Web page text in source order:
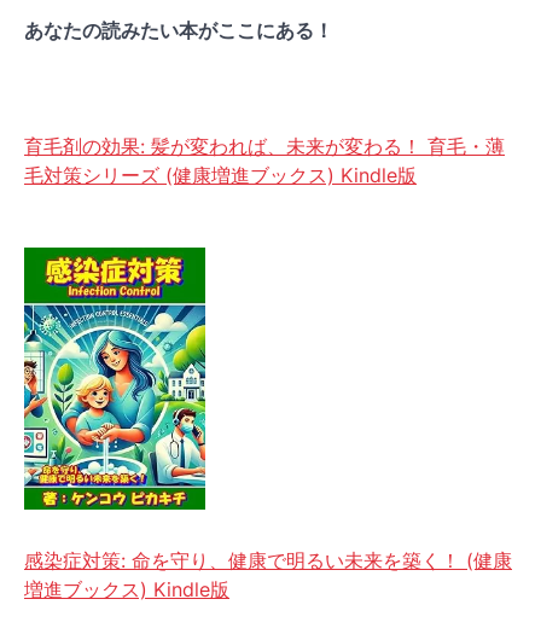
あなたの読みたい本がここにある！
育毛剤の効果: 髪が変われば、未来が変わる！ 育毛・薄
毛対策シリーズ (健康増進ブックス) Kindle版
感染症対策: 命を守り、健康で明るい未来を築く！ (健康
増進ブックス) Kindle版